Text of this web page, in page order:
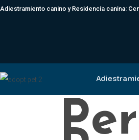
Adiestramiento canino y Residencia canina: